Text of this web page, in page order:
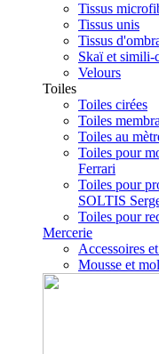
Tissus
Tissus unis
Tissus
Skaï et simili-
Velours
Toiles
Toiles cirées
Toiles
Toiles au
Toiles pour
Ferrari
Toiles pour
SOLTIS
Toiles pour
Mercerie
Accessoires
Mousse et